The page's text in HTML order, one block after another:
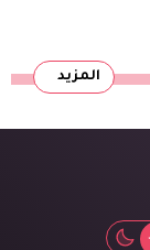
المزيد